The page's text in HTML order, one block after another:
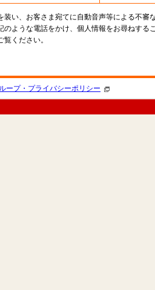
装い、お客さま宛てに自動音声等による不審
のような電話をかけ、個人情報をお尋ねする
覧ください。
ープ・プライバシーポリシー